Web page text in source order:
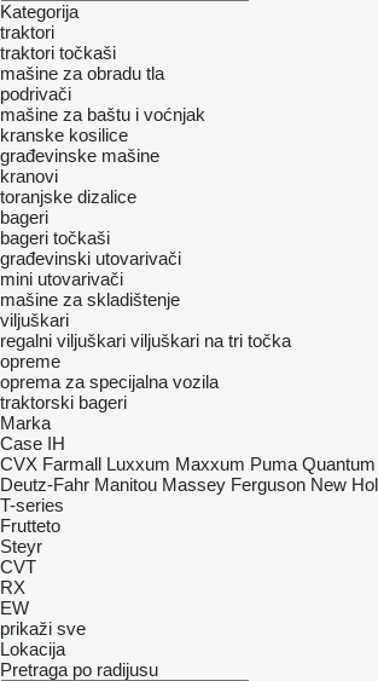
Kategorija
traktori
traktori točkaši
mašine za obradu tla
podrivači
mašine za baštu i voćnjak
kranske kosilice
građevinske mašine
kranovi
toranjske dizalice
bageri
bageri točkaši
građevinski utovarivači
mini utovarivači
mašine za skladištenje
viljuškari
regalni viljuškari viljuškari na tri točka
opreme
oprema za specijalna vozila
traktorski bageri
Marka
Case IH
CVX Farmall Luxxum Maxxum Puma Quantum
Deutz-Fahr Manitou Massey Ferguson New
T-series
Frutteto
Steyr
CVT
RX
EW
prikaži sve
Lokacija
Pretraga po radijusu